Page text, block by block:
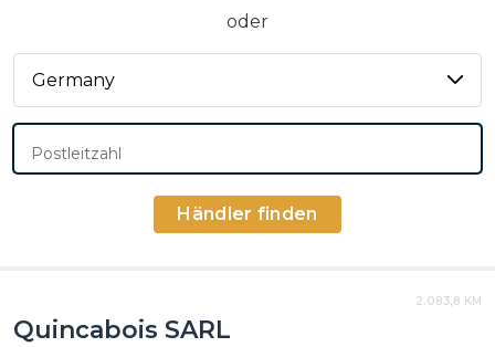
oder
Postleitzahl
Händler finden
2.083,8 KM
Quincabois SARL